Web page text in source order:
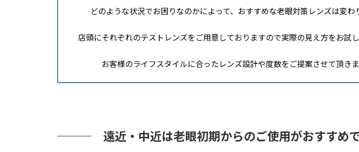
どのような状況でお困りなのかによって、おすすめな老眼対策レンズは変わ
店頭にそれぞれのテストレンズをご用意しておりますので実際の見え方をお試し
お客様のライフスタイルに合ったレンズ設計や度数をご提案させて頂きま
遠近・中近は老眼初期からのご使用がおすすめ